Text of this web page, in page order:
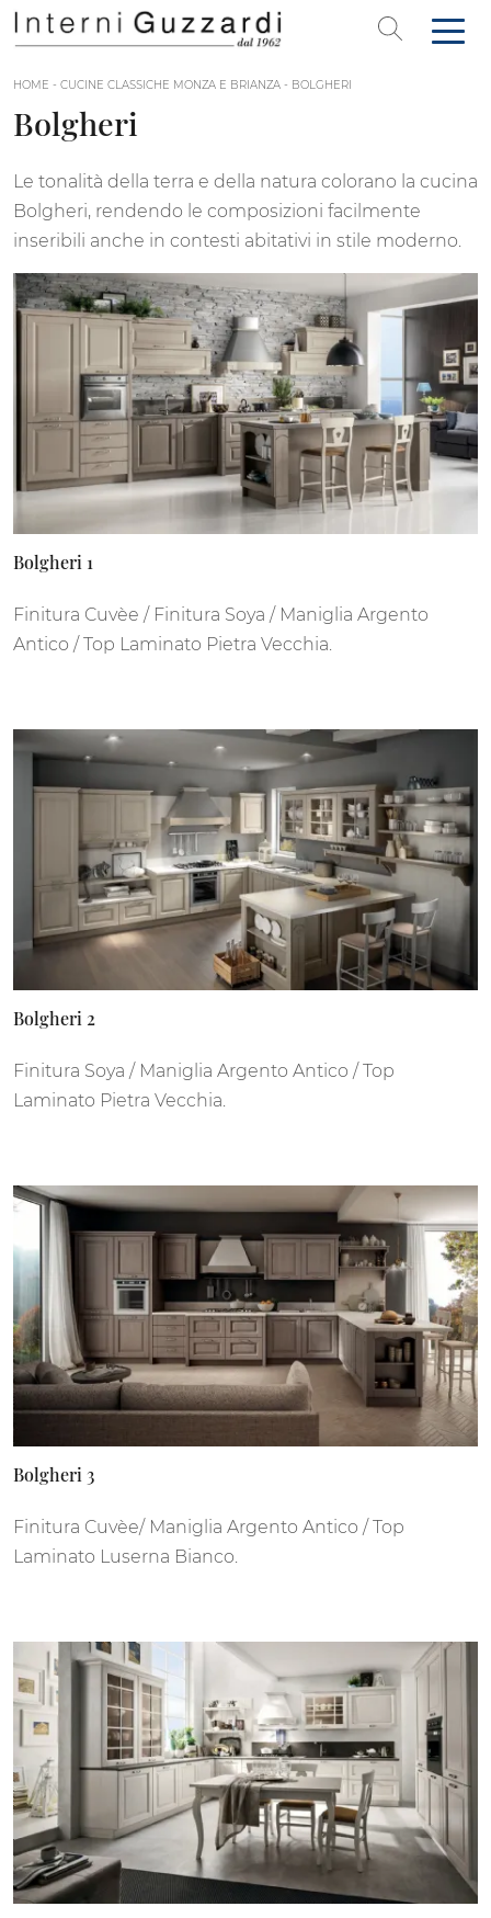
HOME - CUCINE CLASSICHE MONZA E BRIANZA - BOLGHERI
Bolgheri
Le tonalità della terra e della natura colorano la cucina
Bolgheri, rendendo le composizioni facilmente
inseribili anche in contesti abitativi in stile moderno.
Bolgheri 1
Finitura Cuvèe / Finitura Soya / Maniglia Argento
Antico / Top Laminato Pietra Vecchia.
Bolgheri 2
Finitura Soya / Maniglia Argento Antico / Top
Laminato Pietra Vecchia.
Bolgheri 3
Finitura Cuvèe/ Maniglia Argento Antico / Top
Laminato Luserna Bianco.